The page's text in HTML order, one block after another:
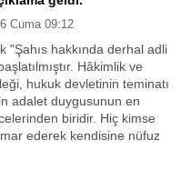
Cuma 09:12
"Şahıs hakkında derhal adli
Hâkimlik ve
hukuk devletinin teminatı
adalet duygusunun en
biridir. Hiç kimse
ederek kendisine nüfuz